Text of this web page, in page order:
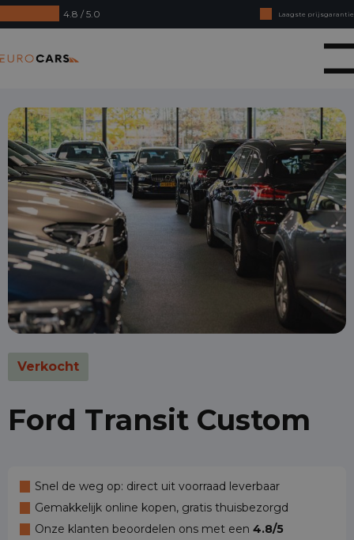
4.8 / 5.0
Laagste prijsgarantie
Online kopen, niet goed geld terug
Financial lease - Soepele acceptatie
Verkocht
Ford Transit Custom
Snel de weg op: direct uit voorraad leverbaar
Gemakkelijk online kopen, gratis thuisbezorgd
Onze klanten beoordelen ons met een 4.8/5